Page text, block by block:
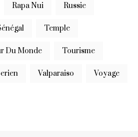
Rapa Nui Russie
Sénégal Temple
Du Monde Tourisme
Valparaiso Voyage